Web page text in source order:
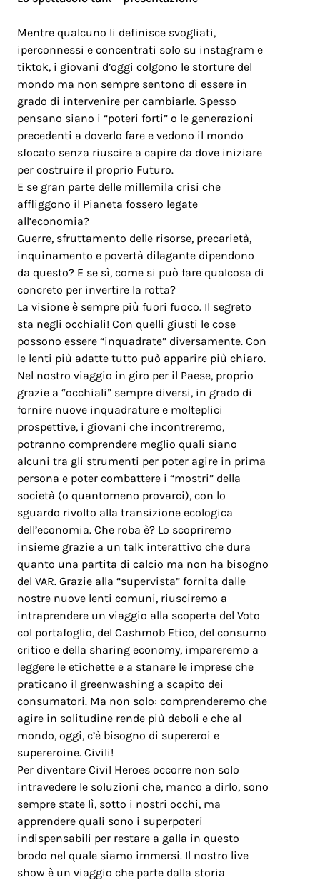
Mentre qualcuno li definisce svogliati,
iperconnessi e concentrati solo su instagram e
tiktok, i giovani d’oggi colgono le storture del
mondo ma non sempre sentono di essere in
grado di intervenire per cambiarle. Spesso
pensano siano i “poteri forti” o le generazioni
precedenti a doverlo fare e vedono il mondo
sfocato senza riuscire a capire da dove iniziare
per costruire il proprio Futuro.
E se gran parte delle millemila crisi che
affliggono il Pianeta fossero legate
all’economia?
Guerre, sfruttamento delle risorse, precarietà,
inquinamento e povertà dilagante dipendono
da questo? E se sì, come si può fare qualcosa di
concreto per invertire la rotta?
La visione è sempre più fuori fuoco. Il segreto
sta negli occhiali! Con quelli giusti le cose
possono essere “inquadrate” diversamente. Con
le lenti più adatte tutto può apparire più chiaro.
Nel nostro viaggio in giro per il Paese, proprio
grazie a “occhiali” sempre diversi, in grado di
fornire nuove inquadrature e molteplici
prospettive, i giovani che incontreremo,
potranno comprendere meglio quali siano
alcuni tra gli strumenti per poter agire in prima
persona e poter combattere i “mostri” della
società (o quantomeno provarci), con lo
sguardo rivolto alla transizione ecologica
dell’economia. Che roba è? Lo scopriremo
insieme grazie a un talk interattivo che dura
quanto una partita di calcio ma non ha bisogno
del VAR. Grazie alla “supervista” fornita dalle
nostre nuove lenti comuni, riusciremo a
intraprendere un viaggio alla scoperta del Voto
col portafoglio, del Cashmob Etico, del consumo
critico e della sharing economy, impareremo a
leggere le etichette e a stanare le imprese che
praticano il greenwashing a scapito dei
consumatori. Ma non solo: comprenderemo che
agire in solitudine rende più deboli e che al
mondo, oggi, c’è bisogno di supereroi e
supereroine. Civili!
Per diventare Civil Heroes occorre non solo
intravedere le soluzioni che, manco a dirlo, sono
sempre state lì, sotto i nostri occhi, ma
apprendere quali sono i superpoteri
indispensabili per restare a galla in questo
brodo nel quale siamo immersi. Il nostro live
show è un viaggio che parte dalla storia